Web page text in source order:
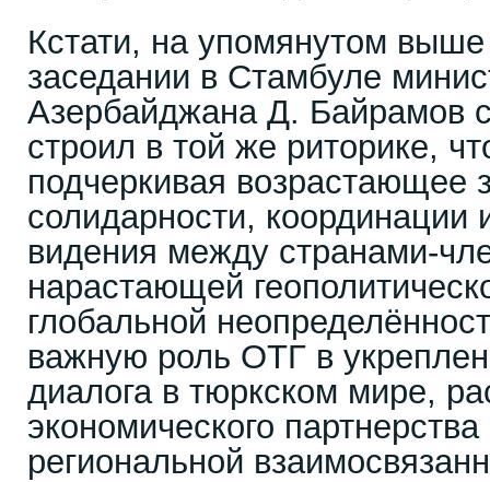
Кстати, на упомянутом
заседании в Стамбуле
Азербайджана Д. Байрамов
строил в той же риторике,
подчеркивая возрастающее
солидарности, координации
видения между странами-
нарастающей
глобальной
важную роль ОТГ в
диалога в тюркском мире,
экономического
региональной